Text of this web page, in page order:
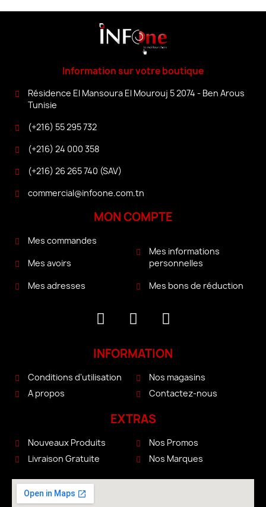
Information sur votre boutique
Résidence El Mansoura El Mourouj 5 2074 - Ben Arous
Tunisie
(+216) 55 295 732
(+216) 24 000 358
(+216) 26 265 740 (SAV)
commercial@infoone.com.tn
MON COMPTE
Mes commandes
Mes avoirs
Mes adresses
Mes informations
personnelles
Mes bons de réduction
INFORMATION
Conditions d'utilisation
A propos
Nos magasins
Contactez-nous
EXTRAS
Nouveaux Produits
Livraison Gratuite
Nos Promos
Nos Marques